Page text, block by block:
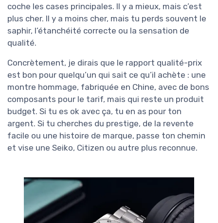
coche les cases principales. Il y a mieux, mais c’est
plus cher. Il y a moins cher, mais tu perds souvent le
saphir, l’étanchéité correcte ou la sensation de
qualité.
Concrètement, je dirais que le rapport qualité-prix
est bon pour quelqu’un qui sait ce qu’il achète : une
montre hommage, fabriquée en Chine, avec de bons
composants pour le tarif, mais qui reste un produit
budget. Si tu es ok avec ça, tu en as pour ton
argent. Si tu cherches du prestige, de la revente
facile ou une histoire de marque, passe ton chemin
et vise une Seiko, Citizen ou autre plus reconnue.